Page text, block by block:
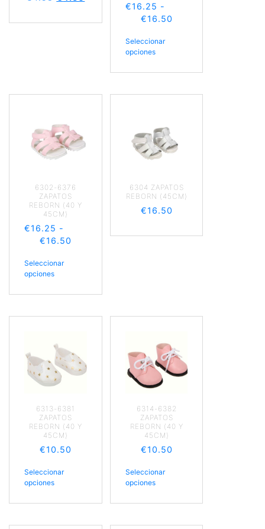
€16.25 -
€16.50
Seleccionar
opciones
6302-6376
ZAPATOS
REBORN (40 Y
45CM)
€16.25 -
€16.50
Seleccionar
opciones
6304 ZAPATOS
REBORN (45CM)
€16.50
6313-6381
ZAPATOS
REBORN (40 Y
45CM)
€10.50
Seleccionar
opciones
6314-6382
ZAPATOS
REBORN (40 Y
45CM)
€10.50
Seleccionar
opciones